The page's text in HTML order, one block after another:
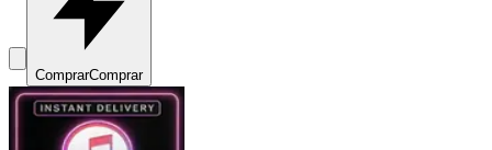
ComprarComprar